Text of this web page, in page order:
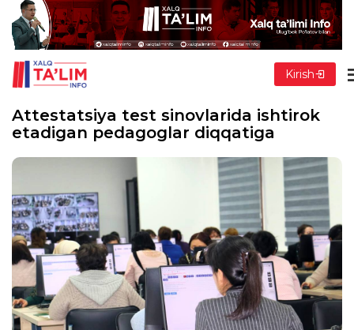
Kirish
Attestatsiya test sinovlarida ishtirok
etadigan pedagoglar diqqatiga